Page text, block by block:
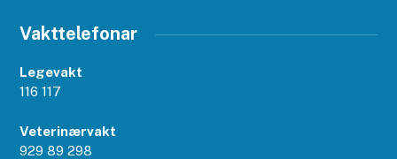
Vakttelefonar
Legevakt
116 117
Veterinærvakt
929 89 298